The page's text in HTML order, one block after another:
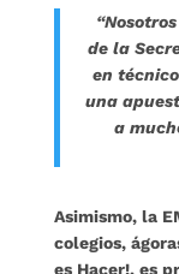
de la
en
una
a
Asimismo, la
colegios,
es Hacer!, es